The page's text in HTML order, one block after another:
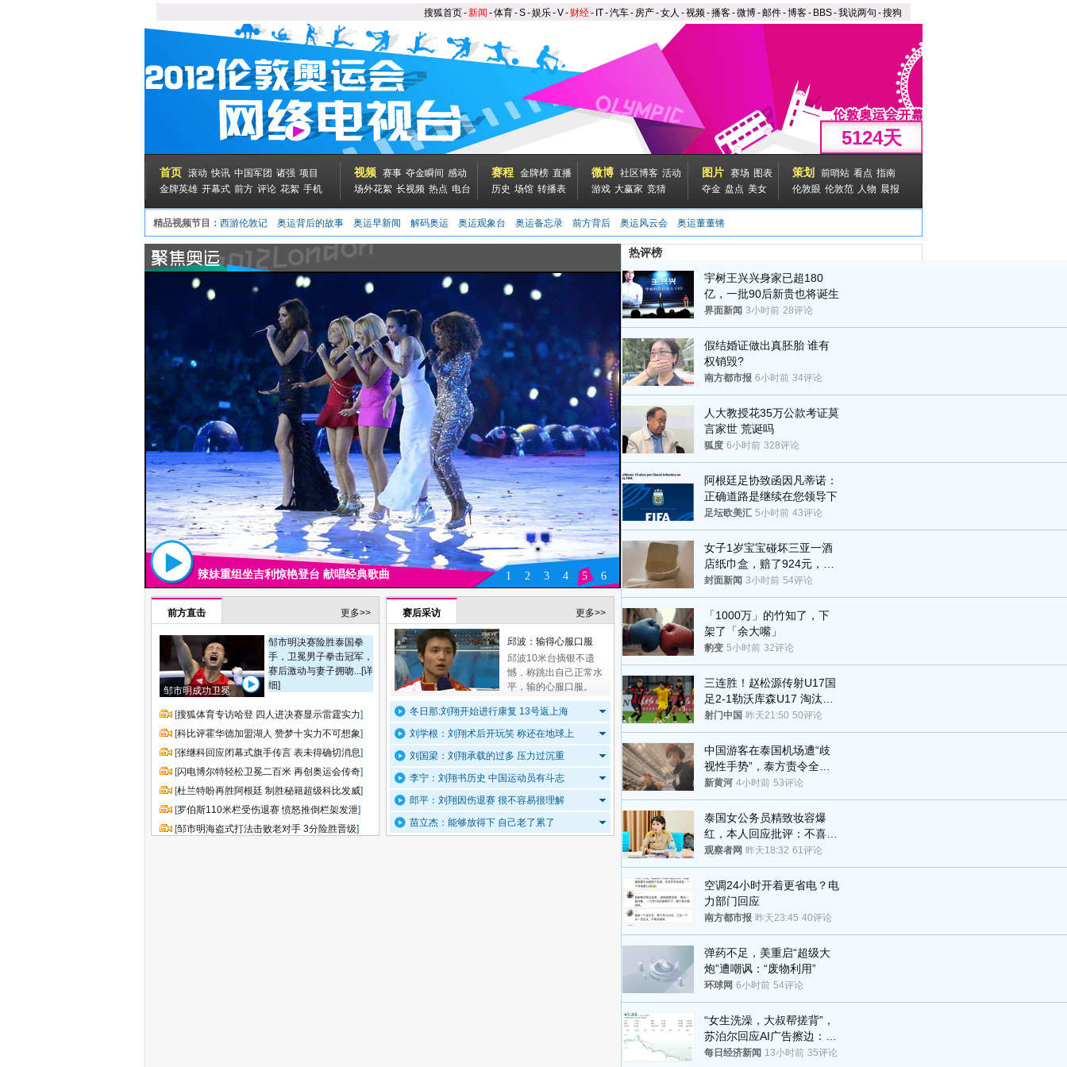
搜狐首页-新闻 -体育-S-娱乐-V- 财经- IT-汽车- 房产-女人 -视频-播客-微博-邮件-博客- BBS-我说两句 -搜狗
5124天
首页 滚动 快讯 中国军团 诸强 项目
金牌英雄 开幕式 前方 评论 花絮 手机
视频 赛事 夺金瞬间 感动
场外花絮 长视频 热点 电台
赛程 金牌榜 直播
历史 场馆 转播表
微博 社区博客 活动
游戏 大赢家 竞猜
图片 赛场 图表
夺金 盘点 美女
策划 前哨站 看点 指南
伦敦眼 伦敦范 人物 晨报
精品视频节目： 西游伦敦记 奥运背后的故事 奥运早新闻 解码奥运 奥运观象台 奥运备忘录 前方背后 奥运风云会 奥运董董锵
辣妹重组坐吉利惊艳登台 献唱经典歌曲 1 2 3 4 5 6
前方直击 更多>>
邹市明成功卫冕
邹市明决赛险胜泰国拳
手，卫冕男子拳击冠军，
赛后激动与妻子拥吻...[详
细]
[搜狐体育专访哈登 四人进决赛显示雷霆实力]
[科比评霍华德加盟湖人 赞梦十实力不可想象]
[张继科回应闭幕式旗手传言 表未得确切消息]
[闪电博尔特轻松卫冕二百米 再创奥运会传奇]
[杜兰特盼再胜阿根廷 制胜秘籍超级科比发威]
[罗伯斯110米栏受伤退赛 愤怒推倒栏架发泄]
[邹市明海盗式打法击败老对手 3分险胜晋级]
赛后采访 更多>>
邱波：输得心服口服
邱波10米台摘银不遗
憾，称跳出自己正常水
平，输的心服口服。
冬日那:刘翔开始进行康复 13号返上海
刘学根：刘翔术后开玩笑 称还在地球上
刘国梁：刘翔承载的过多 压力过沉重
李宁：刘翔书历史 中国运动员有斗志
郎平：刘翔因伤退赛 很不容易很理解
苗立杰：能够放得下 自己老了累了
热评榜
宇树王兴兴身家已超180
亿，一批90后新贵也将诞生
界面新闻 3小时前 28评论
假结婚证做出真胚胎 谁有
权销毁?
南方都市报 6小时前 34评论
人大教授花35万公款考证莫
言家世 荒诞吗
狐度 6小时前 328评论
阿根廷足协致函因凡蒂诺：
正确道路是继续在您领导下
足坛欧美汇 5小时前 43评论
女子1岁宝宝碰坏三亚一酒
店纸巾盒，赔了924元，发
帖吐槽后酒店退还一半的
钱，当地市监局回应
封面新闻 3小时前 54评论
「1000万」的竹知了，下
架了「余大嘴」
豹变 5小时前 32评论
三连胜！赵松源传射U17国
足2-1勒沃库森U17 淘汰赛
将战河床
射门中国 昨天21:50 50评论
中国游客在泰国机场遭“歧
视性手势”，泰方责令全面
调查，对责任人采取最严厉
处分
新黄河 4小时前 53评论
泰国女公务员精致妆容爆
红，本人回应批评：不喜欢
就别看
观察者网 昨天18:32 61评论
空调24小时开着更省电？电
力部门回应
南方都市报 昨天23:45 40评论
弹药不足，美重启“超级大
炮”遭嘲讽：“废物利用”
环球网 6小时前 54评论
“女生洗澡，大叔帮搓背”，
苏泊尔回应AI广告擦边：视
频全下架，已强化内容管理
每日经济新闻 13小时前 35评论